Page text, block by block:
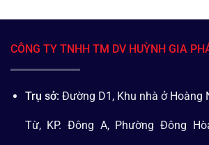
CÔNG TY TNHH TM DV HUỲNH GIA
Trụ sở: Đường D1, Khu nhà ở Hoàng
Từ, KP. Đông A, Phường Đông